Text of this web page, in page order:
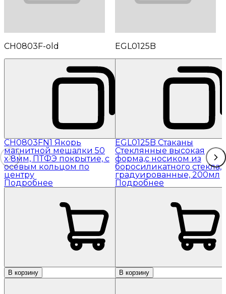
CH0803F-old
CH0803FN1 Якорь
магнитной мешалки 50
x 8мм, ПТФЭ покрытие, с
осевым кольцом по
центру
Подробнее
В корзину
EGL0125B
EGL0125B Стаканы
Стеклянные высокая
форма,с носиком из
боросиликатного стекла,
градуированные, 200мл
Подробнее
В корзину